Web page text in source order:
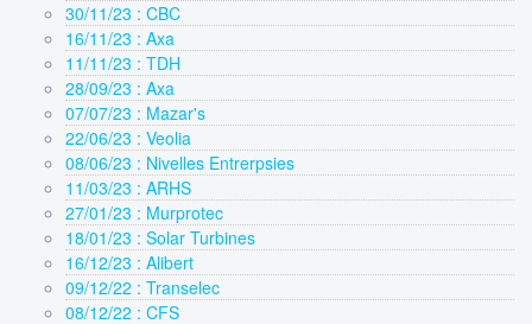
30/11/23 : CBC
16/11/23 : Axa
11/11/23 : TDH
28/09/23 : Axa
07/07/23 : Mazar's
22/06/23 : Veolia
08/06/23 : Nivelles Entrerpsies
11/03/23 : ARHS
27/01/23 : Murprotec
18/01/23 : Solar Turbines
16/12/23 : Alibert
09/12/22 : Transelec
08/12/22 : CFS